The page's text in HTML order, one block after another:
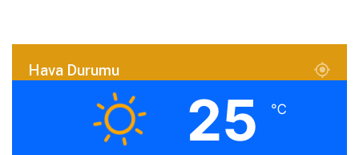
Hava Durumu
25 ℃